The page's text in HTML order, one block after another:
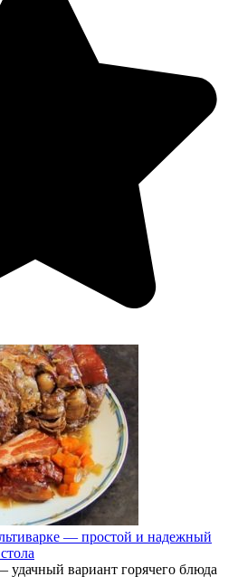
— простой и надежный
удачный вариант горячего блюда